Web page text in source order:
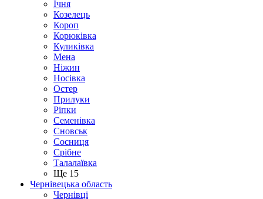
Ічня
Козелець
Короп
Корюківка
Куликівка
Мена
Ніжин
Носівка
Остер
Прилуки
Ріпки
Семенівка
Сновськ
Сосниця
Срібне
Талалаївка
Ще 15
Чернівецька область
Чернівці